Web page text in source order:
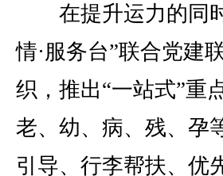
在提升运力的同时
情·服务台”联合党建
织，推出“一站式”重
老、幼、病、残、孕
引导、行李帮扶、优